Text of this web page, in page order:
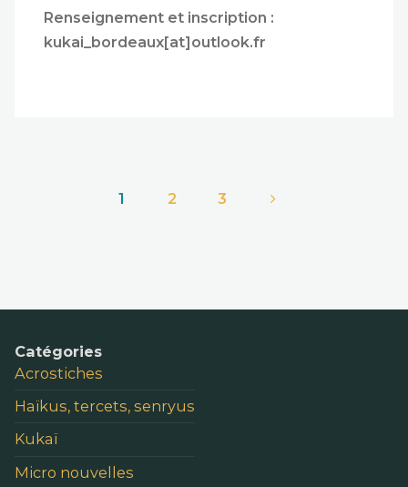
Renseignement et inscription :
kukai_bordeaux[at]outlook.fr
1 2 3
Catégories
Acrostiches
Haïkus, tercets, senryus
Kukaï
Micro nouvelles